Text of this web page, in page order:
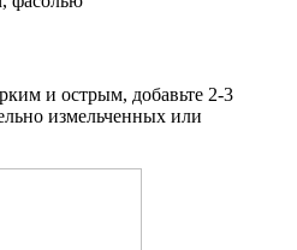
и острым, добавьте 2-3
измельченных или